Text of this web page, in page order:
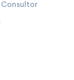
Consultor